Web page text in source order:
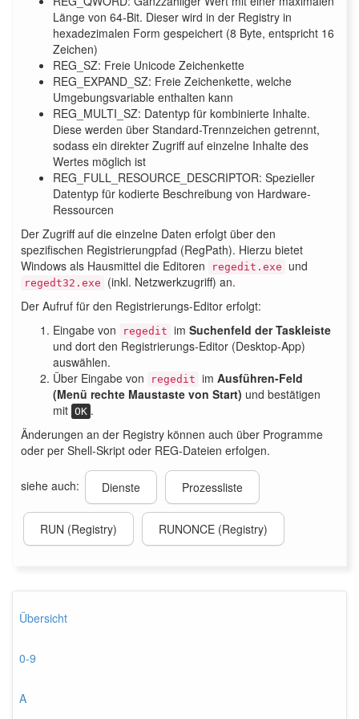
Länge von 64-Bit. Dieser wird in der Registry in
hexadezimalen Form gespeichert (8 Byte, entspricht 16
Zeichen)
REG_SZ: Freie Unicode Zeichenkette
REG_EXPAND_SZ: Freie Zeichenkette, welche
Umgebungsvariable enthalten kann
REG_MULTI_SZ: Datentyp für kombinierte Inhalte.
Diese werden über Standard-Trennzeichen getrennt,
sodass ein direkter Zugriff auf einzelne Inhalte des
Wertes möglich ist
REG_FULL_RESOURCE_DESCRIPTOR: Spezieller
Datentyp für kodierte Beschreibung von Hardware-
Ressourcen
Der Zugriff auf die einzelne Daten erfolgt über den
spezifischen Registrierungpfad (RegPath). Hierzu bietet
Windows als Hausmittel die Editoren
regedit.exe und
regedt32.exe
(inkl. Netzwerkzugriff) an.
Der Aufruf für den Registrierungs-Editor erfolgt:
Eingabe von
regedit im Suchenfeld der Taskleiste
und dort den Registrierungs-Editor (Desktop-App)
auswählen.
Über Eingabe von
regedit im Ausführen-Feld
(Menü rechte Maustaste von Start) und bestätigen
mit OK .
Änderungen an der Registry können auch über Programme
oder per Shell-Skript oder REG-Dateien erfolgen.
siehe auch: Dienste Prozessliste
RUN (Registry) RUNONCE (Registry)
Übersicht
0-9
A